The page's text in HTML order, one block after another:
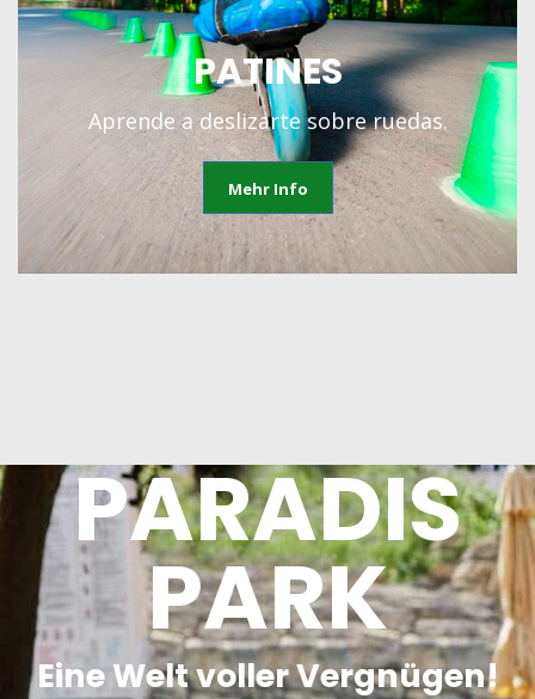
PATINES
Aprende a deslizarte sobre ruedas.
Mehr Info
PARADIS
PARK
Eine Welt voller Vergnügen!